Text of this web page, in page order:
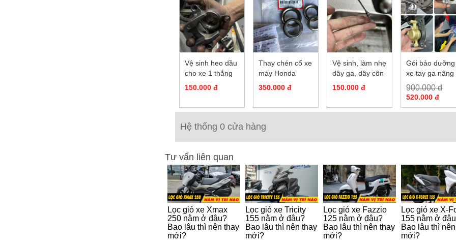
Vệ sinh heo dầu
cho xe 1 thắng
đĩa
150.000 đ
Thay chén cổ xe
máy Honda
350.000 đ
Vệ sinh, làm nhẹ
dây ga, dây côn
150.000 đ
Gói bảo dưỡng
xe tay ga nâng
cao 14 bước
900.000 đ
520.000 đ
Hệ thống 0 cửa hàng
Tư vấn liên quan
Lọc gió xe Xmax
250 nằm ở đâu?
Bao lâu thì nên thay
mới?
Lọc gió xe Tricity
155 nằm ở đâu?
Bao lâu thì nên thay
mới?
Lọc gió xe Fazzio
125 nằm ở đâu?
Bao lâu thì nên thay
mới?
Lọc gió xe X-
155 nằm ở
Bao lâu thì
mới?